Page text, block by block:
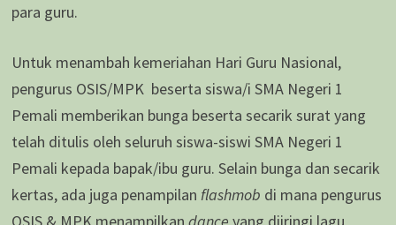
para guru.
Untuk menambah kemeriahan Hari Guru Nasional,
pengurus OSIS/MPK beserta siswa/i SMA Negeri 1
Pemali memberikan bunga beserta secarik surat yang
telah ditulis oleh seluruh siswa-siswi SMA Negeri 1
Pemali kepada bapak/ibu guru. Selain bunga dan secarik
kertas, ada juga penampilan flashmob di mana pengurus